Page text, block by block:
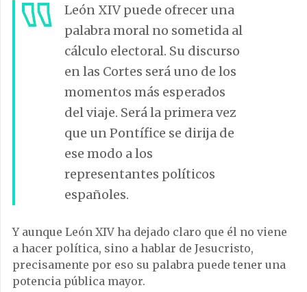
León XIV puede ofrecer una
palabra moral no sometida al
cálculo electoral. Su discurso
en las Cortes será uno de los
momentos más esperados
del viaje. Será la primera vez
que un Pontífice se dirija de
ese modo a los
representantes políticos
españoles.
Y aunque León XIV ha dejado claro que él no viene
a hacer política, sino a hablar de Jesucristo,
precisamente por eso su palabra puede tener una
potencia pública mayor.